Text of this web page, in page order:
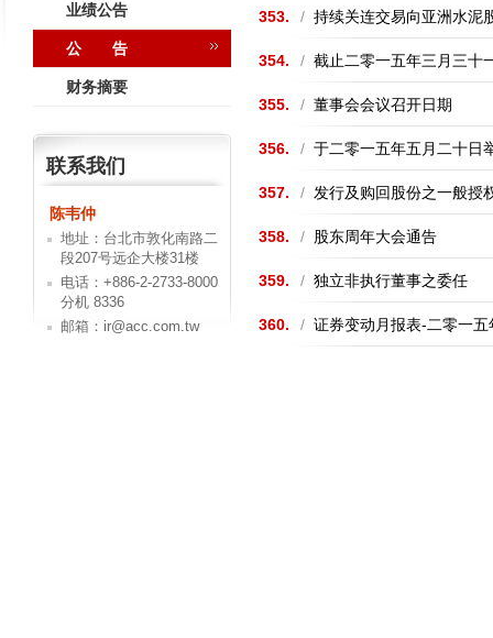
业绩公告
公 告
财务摘要
联系我们
陈韦仲
地址：台北市敦化南路二
段207号远企大楼31楼
电话：+886-2-2733-8000
分机 8336
邮箱：ir@acc.com.tw
353. / 持续关连交易向亚洲水泥
354. / 截止二零一五年三月三十
355. / 董事会会议召开日期
356. / 于二零一五年五月二十日
357. / 发行及购回股份之一般授
358. / 股东周年大会通告
359. / 独立非执行董事之委任
360. / 证券变动月报表-二零一五